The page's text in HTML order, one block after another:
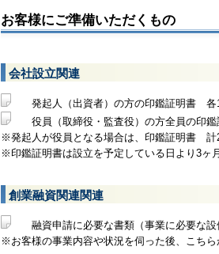
お客様にご準備いただくもの
会社設立関連
発起人（出資者）の方の印鑑証明書 各
役員（取締役・監査役）の方全員の印
※発起人が役員となる場合は、印鑑証明書 計
※印鑑証明書は設立を予定している日より3ヶ
創業融資関連関連
融資申請に必要な書類（事業に必要な設
※お客様の事業内容や状況を伺った後、こちら